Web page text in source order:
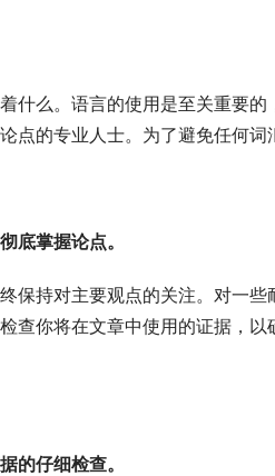
什么。语言的使用是至关重要
点的专业人士。为了避免任何词
底掌握论点。
保持对主要观点的关注。对一
查你将在文章中使用的证据，
的仔细检查。